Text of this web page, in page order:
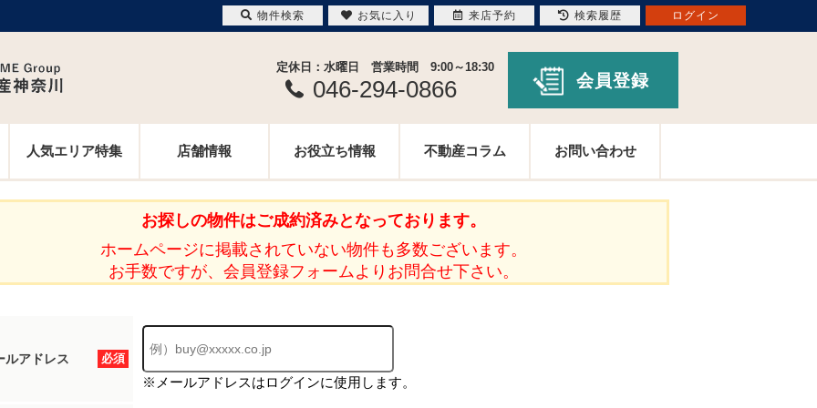
定休日：水曜日 営業時間 9:00～18:30
046-294-0866 会員登録
人気エリア特集 店舗情報 お役立ち情報 不動産コラム お問い合わせ
お探しの物件はご成約済みとなっております。
ホームページに掲載されていない物件も多数ございます。
お手数ですが、会員登録フォームよりお問合せ下さい。
必須
ルアドレス
※メールアドレスはログインに使用します。
物件検索 お気に入り 来店予約 検索履歴 ログイン